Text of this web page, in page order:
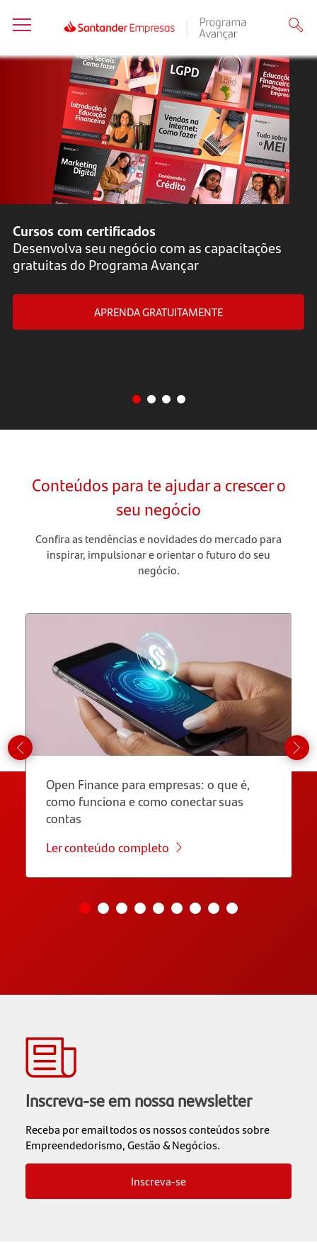
Cursos com certificados
Desenvolva seu negócio com as capacitações
gratuitas do Programa Avançar
APRENDA GRATUITAMENTE
Conteúdos para te ajudar a crescer o
seu negócio
Confira as tendências e novidades do mercado para
inspirar, impulsionar e orientar o futuro do seu
negócio.
Open Finance para empresas: o que é,
como funciona e como conectar suas
contas
Ler conteúdo completo
Inscreva-se em nossa newsletter
Receba por email todos os nossos conteúdos sobre
Empreendedorismo, Gestão & Negócios.
Inscreva-se